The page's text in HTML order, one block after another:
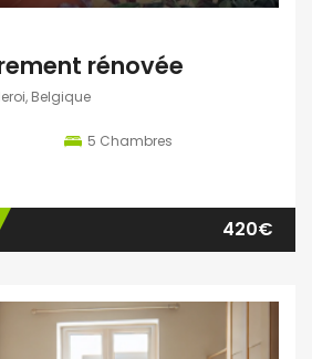
rénovée
Belgique
5 Chambres
420€